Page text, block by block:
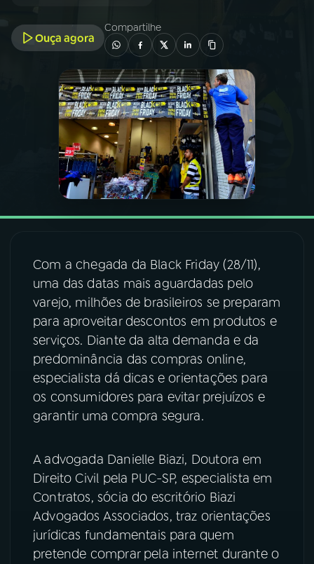
A RÁDIO
PROGRAMAÇÃO
PROGRAMAS
PODCASTS
06VIDEOCASTS
07ÚLTIMAS
08FESTIVAL DE MÚSICA
ACOMPANHE A RÁDIO NACIONAL
YouTube Facebook
Instagram X
TikTok
Ouça agora
Compartilhe
Com a chegada da Black Friday (28/11),
uma das datas mais aguardadas pelo
varejo, milhões de brasileiros se preparam
para aproveitar descontos em produtos e
serviços. Diante da alta demanda e da
predominância das compras online,
especialista dá dicas e orientações para
os consumidores para evitar prejuízos e
garantir uma compra segura.
A advogada Danielle Biazi, Doutora em
Direito Civil pela PUC-SP, especialista em
Contratos, sócia do escritório Biazi
Advogados Associados, traz orientações
jurídicas fundamentais para quem
pretende comprar pela internet durante o